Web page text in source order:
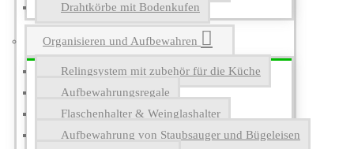
Drahtkörbe mit Bodenkufen
Organisieren und Aufbewahren
Relingsystem mit zubehör für die Küche
Aufbewahrungsregale
Flaschenhalter & Weinglashalter
Aufbewahrung von Staubsauger und Bügeleisen